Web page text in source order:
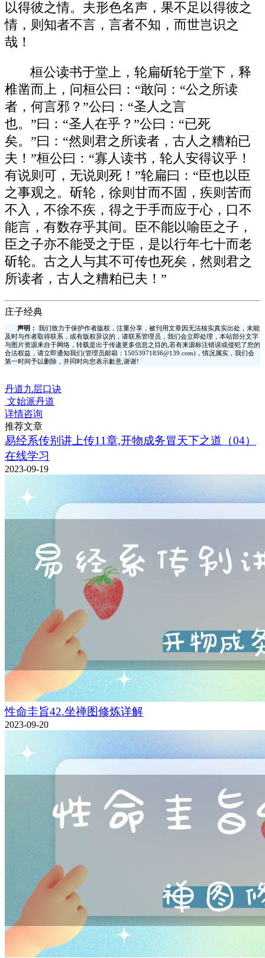
以得彼之情。夫形色名声，果不足以得彼之
情，则知者不言，言者不知，而世岂识之
哉！
桓公读书于堂上，轮扁斫轮于堂下，释
椎凿而上，问桓公曰：“敢问：“公之所读
者，何言邪？”公曰：“圣人之言
也。”曰：“圣人在乎？”公曰：“已死
矣。”曰：“然则君之所读者，古人之糟粕已
夫！”桓公曰：“寡人读书，轮人安得议乎！
有说则可，无说则死！”轮扁曰：“臣也以臣
之事观之。斫轮，徐则甘而不固，疾则苦而
不入，不徐不疾，得之于手而应于心，口不
能言，有数存乎其间。臣不能以喻臣之子，
臣之子亦不能受之于臣，是以行年七十而老
斫轮。古之人与其不可传也死矣，然则君之
所读者，古人之糟粕已夫！”
庄子经典
声明：
我们致力于保护作者版权，注重分享，被刊用文章因无法核实真实出处，未能
及时与作者取得联系，或有版权异议的，请联系管理员，我们会立即处理，本站部分文字
与图片资源来自于网络，转载是出于传递更多信息之目的,若有来源标注错误或侵犯了您的
合法权益，请立即通知我们(管理员邮箱：15053971836@139.com)，情况属实，我们会
第一时间予以删除，并同时向您表示歉意,谢谢!
丹道九层口诀
文始派丹道
详情咨询
推荐文章
易经系传别讲上传11章,开物成务冒天下之道（04）
在线学习
2023-09-19
性命圭旨42.坐禅图修炼详解
2023-09-20